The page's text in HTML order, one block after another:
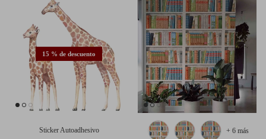
15 % de descuento
Sticker Autoadhesivo + 6 más